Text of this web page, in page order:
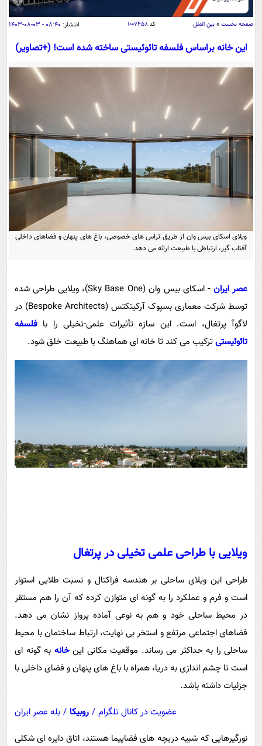
اقتصاد
اقتصادی
جامعه
محیط زیست
سفر و تفریح
علم و دانش
فناوری و It
علمی
قرآن
گوناگون
سرگرمی
فیلم
سیاست
فناوری
گوناگون
حیات وحش
روانشناسی
آشپزی
صفحه نخست » بین الملل کد۱۰۰۷۴۵۸ انتشار: ۰۸:۴۰ - ۰۳-۰۸-۱۴۰۳
این خانه براساس فلسفه تائوئیستی ساخته شده است! (+تصاویر)
ویلای اسکای بیس وان از طریق تراس های خصوصی، باغ های پنهان و فضاهای داخلی
آفتاب گیر، ارتباطی با طبیعت ارائه می دهد.
عصر ایران -
اسکای بیس وان (Sky Base One)، ویلایی طراحی شده
توسط شرکت معماری بسپوک آرکیتکتس (Bespoke Architects) در
لاگوآ پرتغال، است. این سازه تأثیرات علمی-تخیلی را با فلسفه
تائوئیستیترکیب می کند تا خانه ای هماهنگ با طبیعت خلق شود.
ویلایی با طراحی علمی تخیلی در پرتغال
طراحی این ویلای ساحلی بر هندسه فراکتال و نسبت طلایی استوار
است و فرم و عملکرد را به گونه ای متوازن کرده که آن را هم مستقر
در محیط ساحلی خود و هم به نوعی آماده پرواز نشان می دهد.
فضاهای اجتماعی مرتفع و استخر بی نهایت، ارتباط ساختمان با محیط
ساحلی را به حداکثر می رساند. موقعیت مکانی اینخانه به گونه ای
است تا چشم اندازی به دریا، همراه با باغ های پنهان و فضای داخلی با
جزئیات داشته باشد.
عضویت در کانال تلگرام / روبیکا / بله عصر ایران
نورگیرهایی که شبیه دریچه های فضاپیما هستند، اتاق دایره ای شکلی